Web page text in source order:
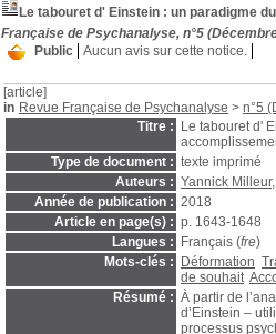
Le tabouret d' Einstein : un paradigme
Française de Psychanalyse, n°5
Public
Aucun avis sur cette notice.
[article]
in Revue Française de Psychanalyse > n°5
Titre :
Le tabouret d'
Type de document : texte imprimé
Auteurs : Yannick Milleur
Année de publication : 2018
Article en page(s) : p. 1643-1648
Langues :
Français (fre)
Mots-clés :
Déformation
de souhait
Résumé : À partir de
d’Einstein –
processus